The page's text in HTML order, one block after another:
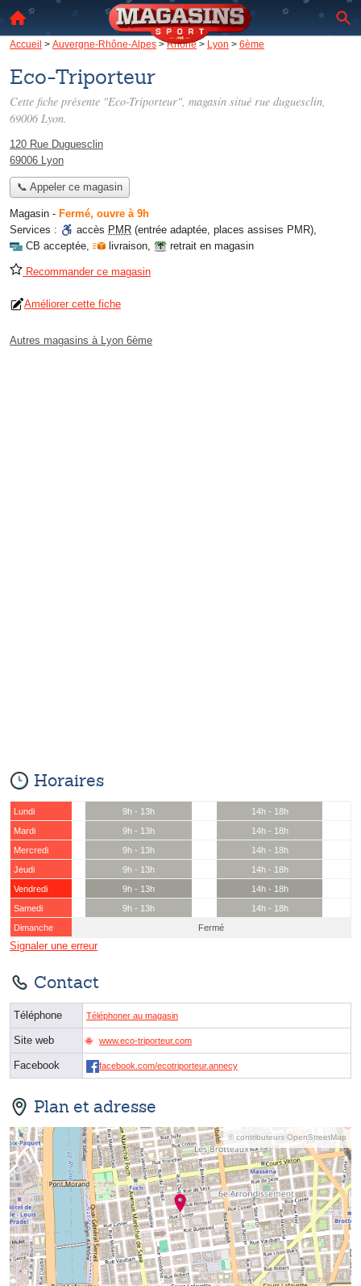
Accueil > Auvergne-Rhône-Alpes >Rhône> Lyon > 6ème
Eco-Triporteur
Cette fiche présente "Eco-Triporteur", magasin situé rue duguesclin,
69006 Lyon.
120 Rue Duguesclin
69006 Lyon
📞 Appeler ce magasin
Magasin - Fermé, ouvre à 9h
Services :
accès PMR (entrée adaptée, places assises PMR),
CB acceptée, livraison, retrait en magasin
Recommander ce magasin
Améliorer cette fiche
Autres magasins à Lyon 6ème
Horaires
Lundi 9h - 13h
14h - 18h
Mardi
9h - 13h
14h - 18h
Mercredi
9h - 13h
14h - 18h
Jeudi
9h - 13h
14h - 18h
Vendredi
9h - 13h
14h - 18h
Samedi
9h - 13h
14h - 18h
Dimanche
Fermé
Signaler une erreur
Contact
Téléphone Téléphoner au magasin
Site web www.eco-triporteur.com
Facebook facebook.com/ecotriporteur.annecy
Plan et adresse
© contributeurs OpenStreetMap